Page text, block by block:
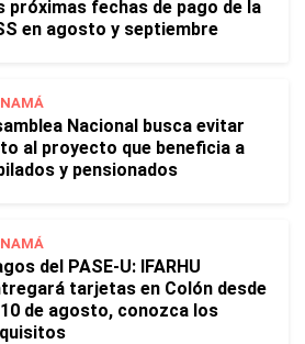
próximas fechas de pago de la
en agosto y septiembre
Nacional busca evitar
al proyecto que beneficia a
y pensionados
del PASE-U: IFARHU
tarjetas en Colón desde
de agosto, conozca los